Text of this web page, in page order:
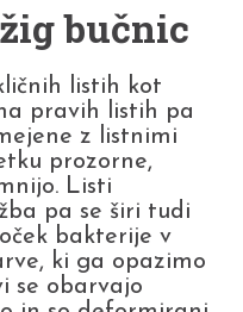
bučnic
listih kot
pravih listih pa
z listnimi
prozorne,
Listi
pa se širi tudi
bakterije v
ki ga opazimo
se obarvajo